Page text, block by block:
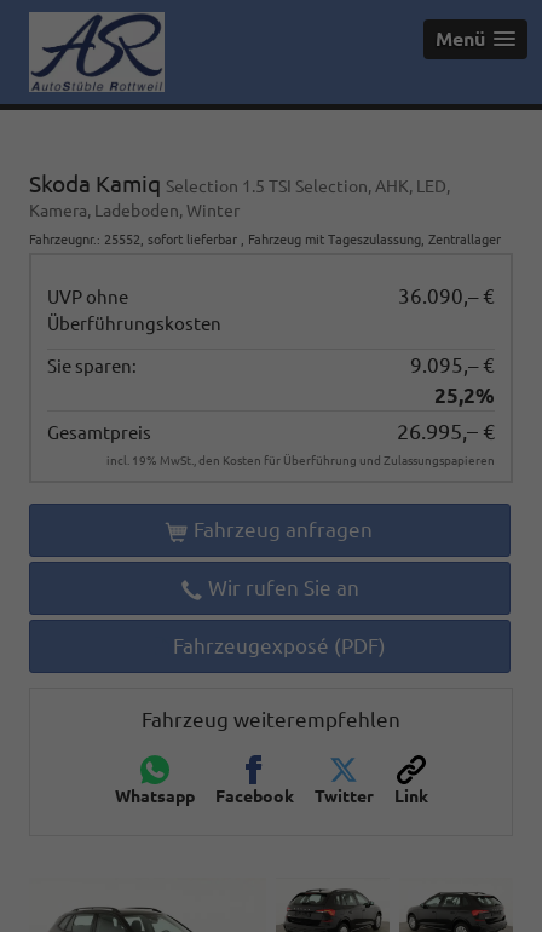
Menü
Skoda Kamiq Selection 1.5 TSI Selection, AHK, LED,
Kamera, Ladeboden, Winter
Fahrzeugnr. : 25552 sofort lieferbar Fahrzeug mit Tageszulassung , Zentrallager
UVP ohne
Überführungskosten
36.090,– €
Sie sparen:
9.095,– €
25,2%
Gesamtpreis 26.995,– €
incl. 19% MwSt., den Kosten für Überführung und Zulassungspapieren
Fahrzeug anfragen
Wir rufen Sie an
Fahrzeugexposé (PDF)
Fahrzeug weiterempfehlen
Whatsapp Facebook Twitter Link